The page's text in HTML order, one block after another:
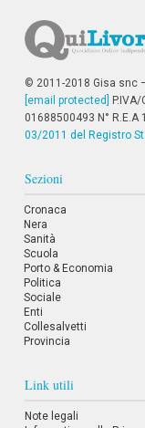
© 2011-2018 Gisa snc
[email protected]
01688500493 N° R.E.A
03/2011 del Registro
Sezioni
Cronaca
Nera
Sanità
Scuola
Porto & Economia
Politica
Sociale
Enti
Collesalvetti
Provincia
Link utili
Note legali